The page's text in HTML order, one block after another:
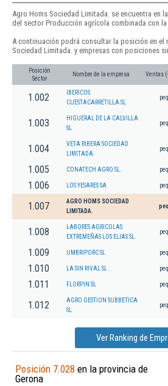
Agro Homs Sociedad Limitada. se encuentra en
del sector Producción agrícola combinada con la
A continuación podrá consultar la posición en el
Sociedad Limitada. y empresas con posiciones
Posición
Sector
Nombre de la empresa Ventas
1.002
IBERICOS
CUESTACARRETILLA SL
1.003
HIGUERAL DE LA CALVILLA
SL
1.004
VETA RIBERA SOCIEDAD
LIMITADA.
1.005 CONATECH AGRO SL.
1.006 LOS YESARES SA
1.007
AGRO HOMS SOCIEDAD
LIMITADA.
1.008
LABORES AGRICOLAS
EXTREMEÑAS LOS ELIAS SL.
1.009 UMBRIPORC SL
1.010 LA SIN RIVAL SL
1.011 FLORPIN SL
1.012
AGRO GESTION SUBBETICA
SL
Ver Ranking de
Posición 7.028 en la provincia de
Gerona